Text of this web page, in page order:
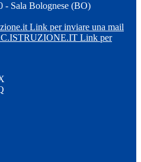
- Sala Bolognese (BO)
Link per inviare una mail
Link per